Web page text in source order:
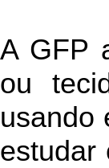
A GFP
ou
usando
estudar